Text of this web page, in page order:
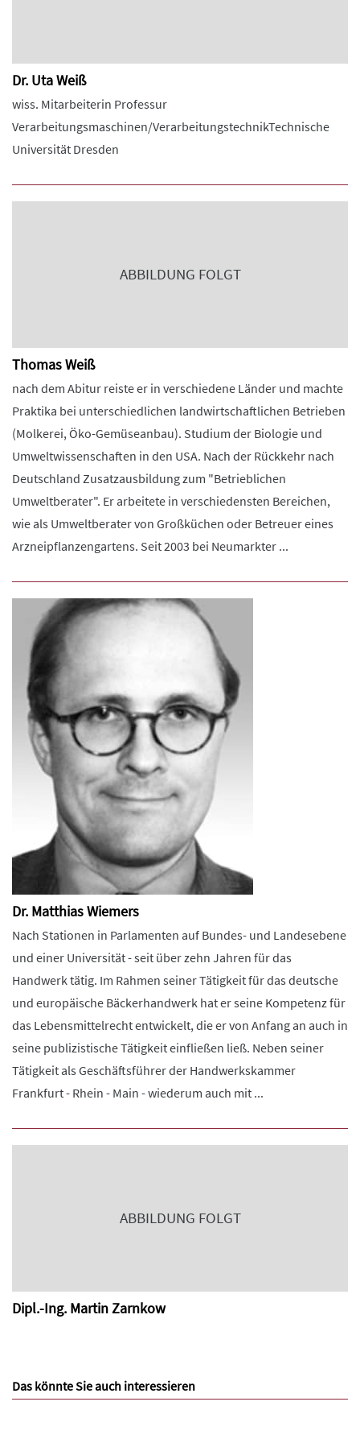
Dr. Uta Weiß
wiss. Mitarbeiterin Professur
Verarbeitungsmaschinen/VerarbeitungstechnikTechnische
Universität Dresden
ABBILDUNG FOLGT
Thomas Weiß
nach dem Abitur reiste er in verschiedene Länder und machte
Praktika bei unterschiedlichen landwirtschaftlichen Betrieben
(Molkerei, Öko-Gemüseanbau). Studium der Biologie und
Umweltwissenschaften in den USA. Nach der Rückkehr nach
Deutschland Zusatzausbildung zum "Betrieblichen
Umweltberater". Er arbeitete in verschiedensten Bereichen,
wie als Umweltberater von Großküchen oder Betreuer eines
Arzneipflanzengartens. Seit 2003 bei Neumarkter ...
Dr. Matthias Wiemers
Nach Stationen in Parlamenten auf Bundes- und Landesebene
und einer Universität - seit über zehn Jahren für das
Handwerk tätig. Im Rahmen seiner Tätigkeit für das deutsche
und europäische Bäckerhandwerk hat er seine Kompetenz für
das Lebensmittelrecht entwickelt, die er von Anfang an auch in
seine publizistische Tätigkeit einfließen ließ. Neben seiner
Tätigkeit als Geschäftsführer der Handwerkskammer
Frankfurt - Rhein - Main - wiederum auch mit ...
ABBILDUNG FOLGT
Dipl.-Ing. Martin Zarnkow
Das könnte Sie auch interessieren